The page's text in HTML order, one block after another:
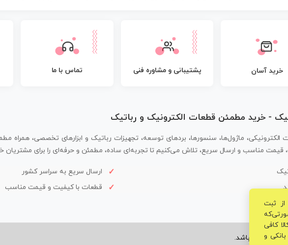
خرید آسان پشتیبانی و مشاوره فنی تماس با ما
- خرید مطمئن قطعات الکترونیک و رباتیک
الکترونیکی، ماژول‌ها، سنسورها، بردهای توسعه، تجهیزات رباتیک و ابزارهای تخصصی، همراه
مناسب و ارسال سریع، تلاش می‌کنیم تا تجربه‌ای ساده، مطمئن و حرفه‌ای را برای مشتریان
ارسال سریع به سراسر کشور
قطعات با کیفیت و قیمت مناسب
محفوظ می‌باشد.
از ثبت
کافی
و